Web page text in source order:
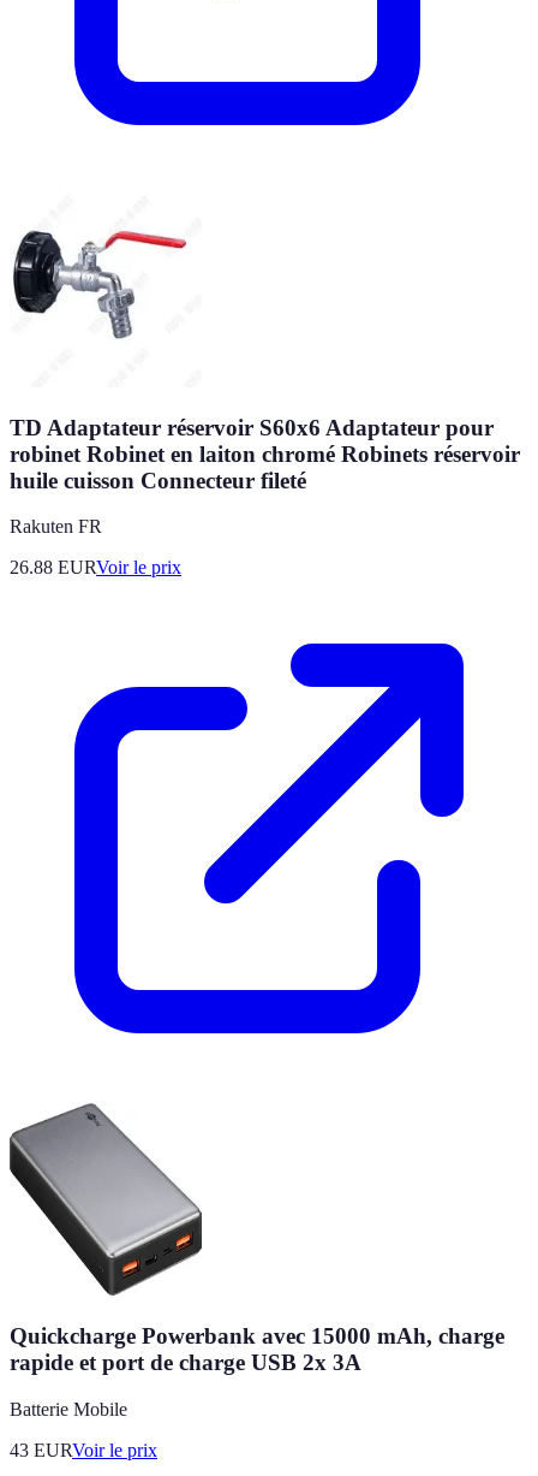
TD Adaptateur réservoir S60x6 Adaptateur pour
robinet Robinet en laiton chromé Robinets réservoir
huile cuisson Connecteur fileté
Rakuten FR
26.88 EURVoir le prix
Quickcharge Powerbank avec 15000 mAh, charge
rapide et port de charge USB 2x 3A
Batterie Mobile
43 EURVoir le prix